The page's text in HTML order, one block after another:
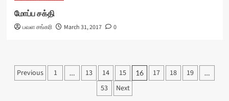
மோப்ப சக்தி
பவள சங்கரி March 31, 2017 0
Posts
Previous 1 … 13 14 15 16 17 18 19 …
53 Next